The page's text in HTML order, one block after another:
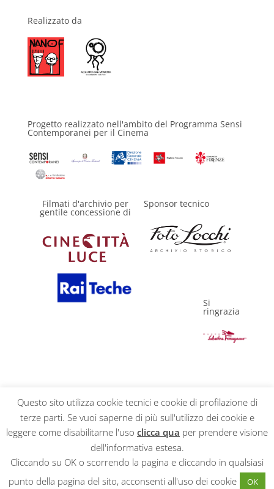
Realizzato da
Progetto realizzato nell'ambito del Programma Sensi
Contemporanei per il Cinema
Filmati d'archivio per
gentile concessione di
Sponsor tecnico
Si
ringrazia
Privacy Policy
Realizzato daNetseven
Questo sito utilizza cookie tecnici e cookie di profilazione di
terze parti. Se vuoi saperne di più sull'utilizzo dei cookie e
leggere come disabilitarne l'uso clicca qua per prendere visione
dell'informativa estesa.
Cliccando su OK o scorrendo la pagina e cliccando in qualsiasi
punto della pagina del sito, acconsenti all'uso dei cookie
OK